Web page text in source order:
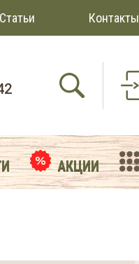
Контакты
АКЦИИ